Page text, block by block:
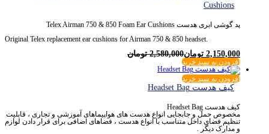
Cushions
پد گوشی ابری هدست Telex Airman 750 & 850 Foam Ear Cushions
Original Telex replacement ear cushions for Airman 750 & 850 headset.
2,150,000 تومان2,580,000 تومان
افزودن به سبد خرید
افزودن به سبد خرید
کیف هدست Headset Bag
کیف هدست Headset Bag
مخصوص حمل و جابجایی انواع هدست های هواپیماهای آموزشی و تجاری ، قابلیت
تنظیم فضای داخل متناسب با انواع هدست ، فضاهای اضافی برای قرار دادن لوازم
و مدارک دیگر .